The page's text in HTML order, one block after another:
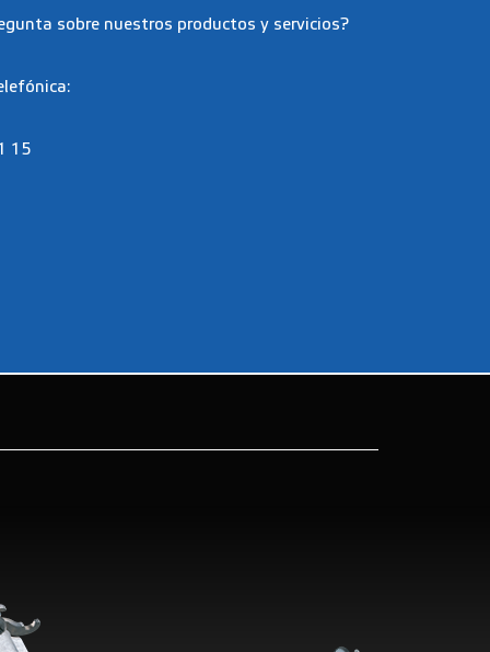
sobre nuestros productos y servicios?
15